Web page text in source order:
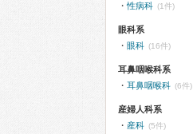
性病科 (1件)
眼科系
眼科 (16件)
耳鼻咽喉科系
耳鼻咽喉科 (6件)
産婦人科系
産科 (5件)